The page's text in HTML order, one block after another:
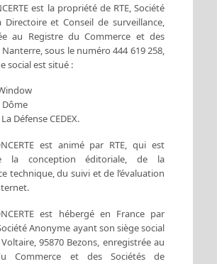
est la propriété de RTE, Société
et Conseil de surveillance,
au Registre du Commerce et des
sous le numéro 444 619 258,
social est situé :
Dôme
Défense CEDEX.
est animé par RTE, qui est
la conception éditoriale, de la
technique, du suivi et de l’évaluation
est hébergé en France par
Anonyme ayant son siège social
95870 Bezons, enregistrée au
Commerce et des Sociétés de